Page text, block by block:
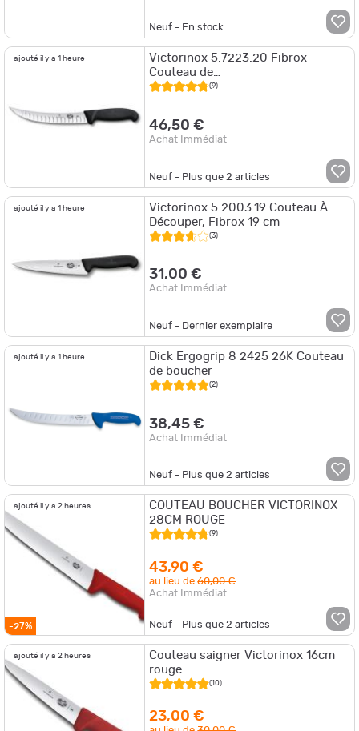
Neuf - En stock
ajouté il y a 1 heure
Victorinox 5.7223.20 Fibrox
Couteau de
boucher,alvéolé,courbé,lame
(9)
46,50 €
Achat Immédiat
Neuf - Plus que2 articles
ajouté il y a 1 heure
Victorinox 5.2003.19 Couteau À
Découper, Fibrox 19 cm
(3)
31,00 €
Achat Immédiat
Neuf - Dernier exemplaire
ajouté il y a 1 heure
Dick Ergogrip 8 2425 26K Couteau
de boucher
(2)
38,45 €
Achat Immédiat
Neuf - Plus que2 articles
ajouté il y a 2 heures
-27%
COUTEAU BOUCHER VICTORINOX
28CM ROUGE
(9)
43,90 €
au lieu de60,00 €
Achat Immédiat
Neuf - Plus que2 articles
ajouté il y a 2 heures
Couteau saigner Victorinox 16cm
rouge
(10)
23,00 €